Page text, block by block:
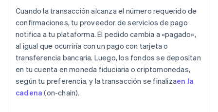
Cuando la transacción alcanza el número requerido de
confirmaciones, tu proveedor de servicios de pago
notifica a tu plataforma. El pedido cambia a «pagado»,
al igual que ocurriría con un pago con tarjeta o
transferencia bancaria. Luego, los fondos se depositan
en tu cuenta en moneda fiduciaria o criptomonedas,
según tu preferencia, y la transacción se finalizaen la
cadena (on-chain).